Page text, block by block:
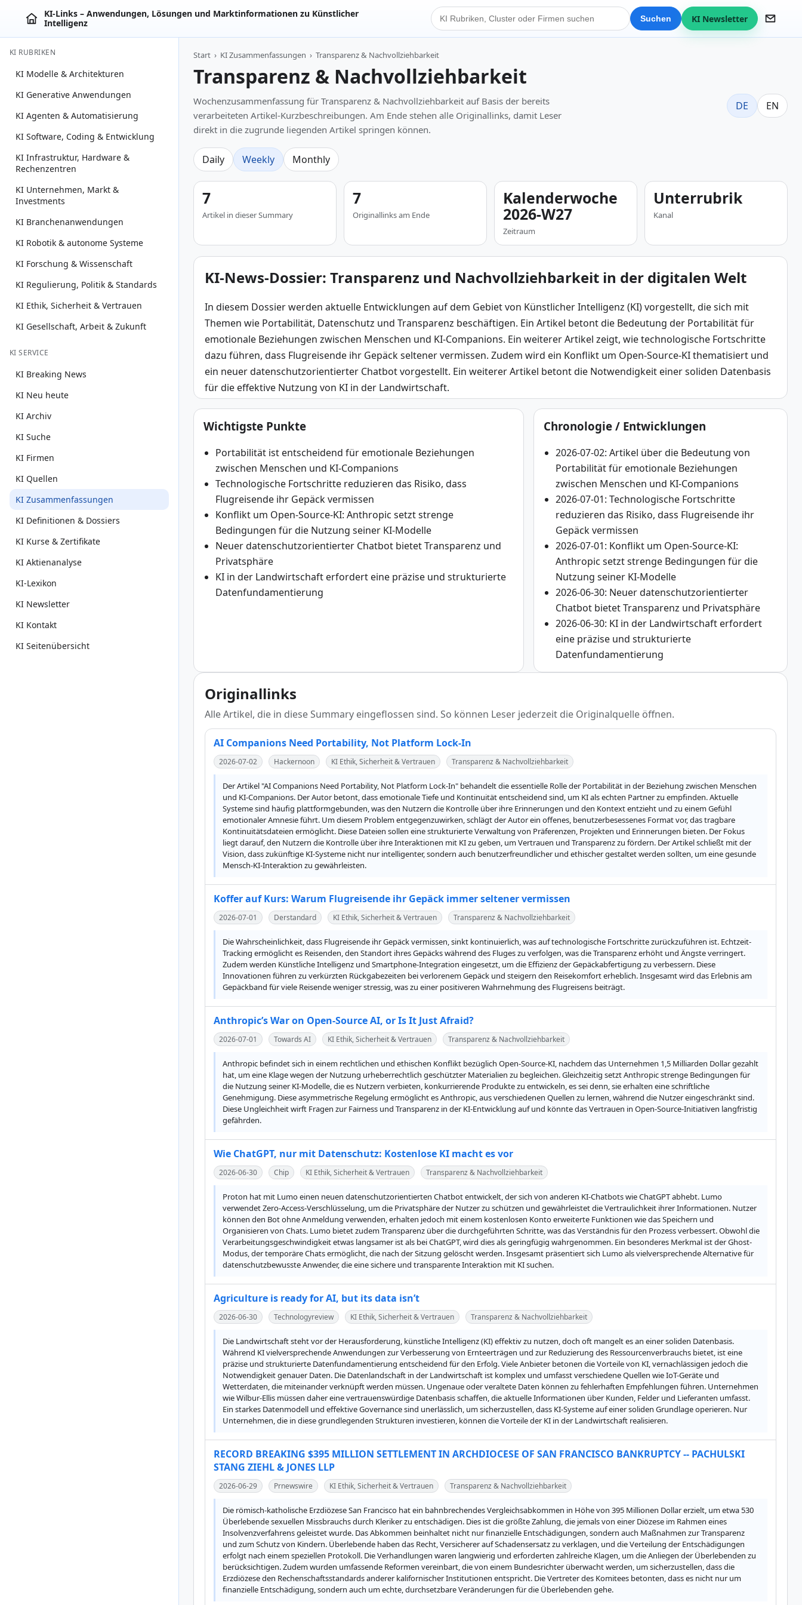
KI‑Links – Anwendungen, Lösungen und Marktinformationen zu Künstlicher
Intelligenz
KI Suche Suchen KI Newsletter
KI RUBRIKEN
KI Modelle & Architekturen
KI Generative Anwendungen
KI Agenten & Automatisierung
KI Software, Coding & Entwicklung
KI Infrastruktur, Hardware &
Rechenzentren
KI Unternehmen, Markt &
Investments
KI Branchenanwendungen
KI Robotik & autonome Systeme
KI Forschung & Wissenschaft
KI Regulierung, Politik & Standards
KI Ethik, Sicherheit & Vertrauen
KI Gesellschaft, Arbeit & Zukunft
KI SERVICE
KI Breaking News
KI Neu heute
KI Archiv
KI Suche
KI Firmen
KI Quellen
KI Zusammenfassungen
KI Definitionen & Dossiers
KI Kurse & Zertifikate
KI Aktienanalyse
KI-Lexikon
KI Newsletter
KI Kontakt
KI Seitenübersicht
Start › KI Zusammenfassungen › Transparenz & Nachvollziehbarkeit
Transparenz & Nachvollziehbarkeit
Wochenzusammenfassung für Transparenz & Nachvollziehbarkeit auf Basis der bereits
verarbeiteten Artikel-Kurzbeschreibungen. Am Ende stehen alle Originallinks, damit Leser
direkt in die zugrunde liegenden Artikel springen können.
DE EN
Daily Weekly Monthly
7
Artikel in dieser Summary
7
Originallinks am Ende
Kalenderwoche
2026-W27
Zeitraum
Unterrubrik
Kanal
KI-News-Dossier: Transparenz und Nachvollziehbarkeit in der digitalen Welt
In diesem Dossier werden aktuelle Entwicklungen auf dem Gebiet von Künstlicher Intelligenz (KI) vorgestellt, die sich mit
Themen wie Portabilität, Datenschutz und Transparenz beschäftigen. Ein Artikel betont die Bedeutung der Portabilität für
emotionale Beziehungen zwischen Menschen und KI-Companions. Ein weiterer Artikel zeigt, wie technologische Fortschritte
dazu führen, dass Flugreisende ihr Gepäck seltener vermissen. Zudem wird ein Konflikt um Open-Source-KI thematisiert und
ein neuer datenschutzorientierter Chatbot vorgestellt. Ein weiterer Artikel betont die Notwendigkeit einer soliden Datenbasis
für die effektive Nutzung von KI in der Landwirtschaft.
Wichtigste Punkte
Portabilität ist entscheidend für emotionale Beziehungen
zwischen Menschen und KI-Companions
Technologische Fortschritte reduzieren das Risiko, dass
Flugreisende ihr Gepäck vermissen
Konflikt um Open-Source-KI: Anthropic setzt strenge
Bedingungen für die Nutzung seiner KI-Modelle
Neuer datenschutzorientierter Chatbot bietet Transparenz und
Privatsphäre
KI in der Landwirtschaft erfordert eine präzise und strukturierte
Datenfundamentierung
Chronologie / Entwicklungen
2026-07-02: Artikel über die Bedeutung von
Portabilität für emotionale Beziehungen
zwischen Menschen und KI-Companions
2026-07-01: Technologische Fortschritte
reduzieren das Risiko, dass Flugreisende ihr
Gepäck vermissen
2026-07-01: Konflikt um Open-Source-KI:
Anthropic setzt strenge Bedingungen für die
Nutzung seiner KI-Modelle
2026-06-30: Neuer datenschutzorientierter
Chatbot bietet Transparenz und Privatsphäre
2026-06-30: KI in der Landwirtschaft erfordert
eine präzise und strukturierte
Datenfundamentierung
Originallinks
Alle Artikel, die in diese Summary eingeflossen sind. So können Leser jederzeit die Originalquelle öffnen.
AI Companions Need Portability, Not Platform Lock-In
2026-07-02 Hackernoon KI Ethik, Sicherheit & Vertrauen Transparenz & Nachvollziehbarkeit
Der Artikel "AI Companions Need Portability, Not Platform Lock-In" behandelt die essentielle Rolle der Portabilität in der Beziehung zwischen Menschen
und KI-Companions. Der Autor betont, dass emotionale Tiefe und Kontinuität entscheidend sind, um KI als echten Partner zu empfinden. Aktuelle
Systeme sind häufig plattformgebunden, was den Nutzern die Kontrolle über ihre Erinnerungen und den Kontext entzieht und zu einem Gefühl
emotionaler Amnesie führt. Um diesem Problem entgegenzuwirken, schlägt der Autor ein offenes, benutzerbesessenes Format vor, das tragbare
Kontinuitätsdateien ermöglicht. Diese Dateien sollen eine strukturierte Verwaltung von Präferenzen, Projekten und Erinnerungen bieten. Der Fokus
liegt darauf, den Nutzern die Kontrolle über ihre Interaktionen mit KI zu geben, um Vertrauen und Transparenz zu fördern. Der Artikel schließt mit der
Vision, dass zukünftige KI-Systeme nicht nur intelligenter, sondern auch benutzerfreundlicher und ethischer gestaltet werden sollten, um eine gesunde
Mensch-KI-Interaktion zu gewährleisten.
Koffer auf Kurs: Warum Flugreisende ihr Gepäck immer seltener vermissen
2026-07-01 Derstandard KI Ethik, Sicherheit & Vertrauen Transparenz & Nachvollziehbarkeit
Die Wahrscheinlichkeit, dass Flugreisende ihr Gepäck vermissen, sinkt kontinuierlich, was auf technologische Fortschritte zurückzuführen ist. Echtzeit-
Tracking ermöglicht es Reisenden, den Standort ihres Gepäcks während des Fluges zu verfolgen, was die Transparenz erhöht und Ängste verringert.
Zudem werden Künstliche Intelligenz und Smartphone-Integration eingesetzt, um die Effizienz der Gepäckabfertigung zu verbessern. Diese
Innovationen führen zu verkürzten Rückgabezeiten bei verlorenem Gepäck und steigern den Reisekomfort erheblich. Insgesamt wird das Erlebnis am
Gepäckband für viele Reisende weniger stressig, was zu einer positiveren Wahrnehmung des Flugreisens beiträgt.
Anthropic’s War on Open-Source AI, or Is It Just Afraid?
2026-07-01 Towards AI KI Ethik, Sicherheit & Vertrauen Transparenz & Nachvollziehbarkeit
Anthropic befindet sich in einem rechtlichen und ethischen Konflikt bezüglich Open-Source-KI, nachdem das Unternehmen 1,5 Milliarden Dollar gezahlt
hat, um eine Klage wegen der Nutzung urheberrechtlich geschützter Materialien zu begleichen. Gleichzeitig setzt Anthropic strenge Bedingungen für
die Nutzung seiner KI-Modelle, die es Nutzern verbieten, konkurrierende Produkte zu entwickeln, es sei denn, sie erhalten eine schriftliche
Genehmigung. Diese asymmetrische Regelung ermöglicht es Anthropic, aus verschiedenen Quellen zu lernen, während die Nutzer eingeschränkt sind.
Diese Ungleichheit wirft Fragen zur Fairness und Transparenz in der KI-Entwicklung auf und könnte das Vertrauen in Open-Source-Initiativen langfristig
gefährden.
Wie ChatGPT, nur mit Datenschutz: Kostenlose KI macht es vor
2026-06-30 Chip KI Ethik, Sicherheit & Vertrauen Transparenz & Nachvollziehbarkeit
Proton hat mit Lumo einen neuen datenschutzorientierten Chatbot entwickelt, der sich von anderen KI-Chatbots wie ChatGPT abhebt. Lumo
verwendet Zero-Access-Verschlüsselung, um die Privatsphäre der Nutzer zu schützen und gewährleistet die Vertraulichkeit ihrer Informationen. Nutzer
können den Bot ohne Anmeldung verwenden, erhalten jedoch mit einem kostenlosen Konto erweiterte Funktionen wie das Speichern und
Organisieren von Chats. Lumo bietet zudem Transparenz über die durchgeführten Schritte, was das Verständnis für den Prozess verbessert. Obwohl die
Verarbeitungsgeschwindigkeit etwas langsamer ist als bei ChatGPT, wird dies als geringfügig wahrgenommen. Ein besonderes Merkmal ist der Ghost-
Modus, der temporäre Chats ermöglicht, die nach der Sitzung gelöscht werden. Insgesamt präsentiert sich Lumo als vielversprechende Alternative für
datenschutzbewusste Anwender, die eine sichere und transparente Interaktion mit KI suchen.
Agriculture is ready for AI, but its data isn’t
2026-06-30 Technologyreview KI Ethik, Sicherheit & Vertrauen Transparenz & Nachvollziehbarkeit
Die Landwirtschaft steht vor der Herausforderung, künstliche Intelligenz (KI) effektiv zu nutzen, doch oft mangelt es an einer soliden Datenbasis.
Während KI vielversprechende Anwendungen zur Verbesserung von Ernteerträgen und zur Reduzierung des Ressourcenverbrauchs bietet, ist eine
präzise und strukturierte Datenfundamentierung entscheidend für den Erfolg. Viele Anbieter betonen die Vorteile von KI, vernachlässigen jedoch die
Notwendigkeit genauer Daten. Die Datenlandschaft in der Landwirtschaft ist komplex und umfasst verschiedene Quellen wie IoT-Geräte und
Wetterdaten, die miteinander verknüpft werden müssen. Ungenaue oder veraltete Daten können zu fehlerhaften Empfehlungen führen. Unternehmen
wie Wilbur-Ellis müssen daher eine vertrauenswürdige Datenbasis schaffen, die aktuelle Informationen über Kunden, Felder und Lieferanten umfasst.
Ein starkes Datenmodell und effektive Governance sind unerlässlich, um sicherzustellen, dass KI-Systeme auf einer soliden Grundlage operieren. Nur
Unternehmen, die in diese grundlegenden Strukturen investieren, können die Vorteile der KI in der Landwirtschaft realisieren.
RECORD BREAKING $395 MILLION SETTLEMENT IN ARCHDIOCESE OF SAN FRANCISCO BANKRUPTCY -- PACHULSKI
STANG ZIEHL & JONES LLP
2026-06-29 Prnewswire KI Ethik, Sicherheit & Vertrauen Transparenz & Nachvollziehbarkeit
Die römisch-katholische Erzdiözese San Francisco hat ein bahnbrechendes Vergleichsabkommen in Höhe von 395 Millionen Dollar erzielt, um etwa 530
Überlebende sexuellen Missbrauchs durch Kleriker zu entschädigen. Dies ist die größte Zahlung, die jemals von einer Diözese im Rahmen eines
Insolvenzverfahrens geleistet wurde. Das Abkommen beinhaltet nicht nur finanzielle Entschädigungen, sondern auch Maßnahmen zur Transparenz
und zum Schutz von Kindern. Überlebende haben das Recht, Versicherer auf Schadensersatz zu verklagen, und die Verteilung der Entschädigungen
erfolgt nach einem speziellen Protokoll. Die Verhandlungen waren langwierig und erforderten zahlreiche Klagen, um die Anliegen der Überlebenden zu
berücksichtigen. Zudem wurden umfassende Reformen vereinbart, die von einem Bundesrichter überwacht werden, um sicherzustellen, dass die
Erzdiözese den Rechenschaftsstandards anderer kalifornischer Institutionen entspricht. Die Vertreter des Komitees betonten, dass es nicht nur um
finanzielle Entschädigung, sondern auch um echte, durchsetzbare Veränderungen für die Überlebenden gehe.